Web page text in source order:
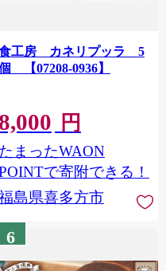
工房 カネリプッラ 5
【07208-0936】
8,000 円
たまったWAON
で寄附できる！
島県喜多方市
6